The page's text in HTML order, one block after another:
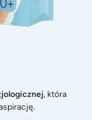
, która